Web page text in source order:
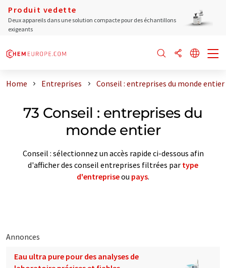
Produit vedette
Deux appareils dans une solution compacte pour des échantillons
exigeants
Home Entreprises Conseil : entreprises du monde entier
73 Conseil : entreprises du
monde entier
Conseil : sélectionnez un accès rapide ci-dessous afin
d'afficher des conseil entreprises filtrées par type
d'entrepriseou pays.
Annonces
Eau ultra pure pour des analyses de